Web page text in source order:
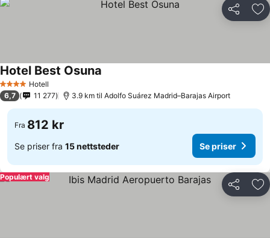
Del
4 StjernerHotell
Hotel Best Osuna
6,7 11 277 3.9 km til Adolfo Suárez Madrid–Barajas Airport
Fra 812 kr
Se priser fra 15 nettsteder Se priser
Del
Populært valg